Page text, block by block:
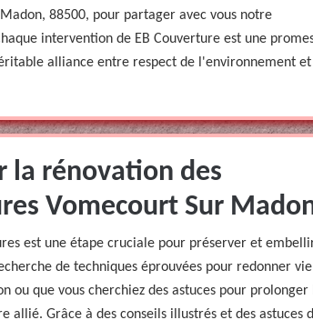
88500, pour partager avec vous notre
intervention de EB Couverture est une
alliance entre respect de l'environnement et
la rénovation des
Vomecourt Sur
est une étape cruciale pour préserver et
de techniques éprouvées pour redonner
ou que vous cherchiez des astuces pour prolonger
allié. Grâce à des conseils illustrés et des astuces